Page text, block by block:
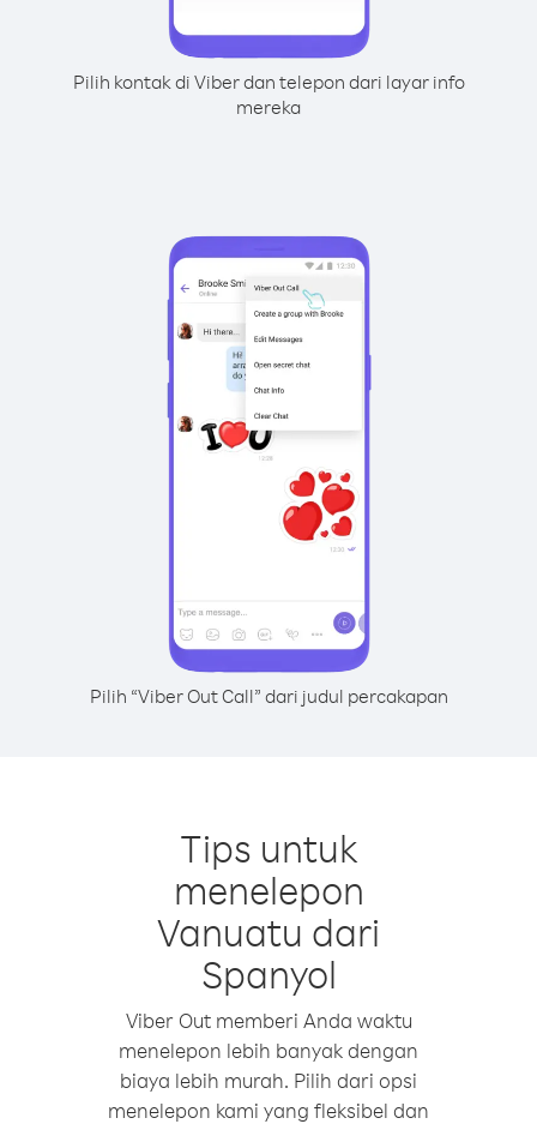
Pilih kontak di Viber dan telepon dari layar info
mereka
Pilih “Viber Out Call” dari judul percakapan
Tips untuk
menelepon
Vanuatu dari
Spanyol
Viber Out memberi Anda waktu
menelepon lebih banyak dengan
biaya lebih murah. Pilih dari opsi
menelepon kami yang fleksibel dan